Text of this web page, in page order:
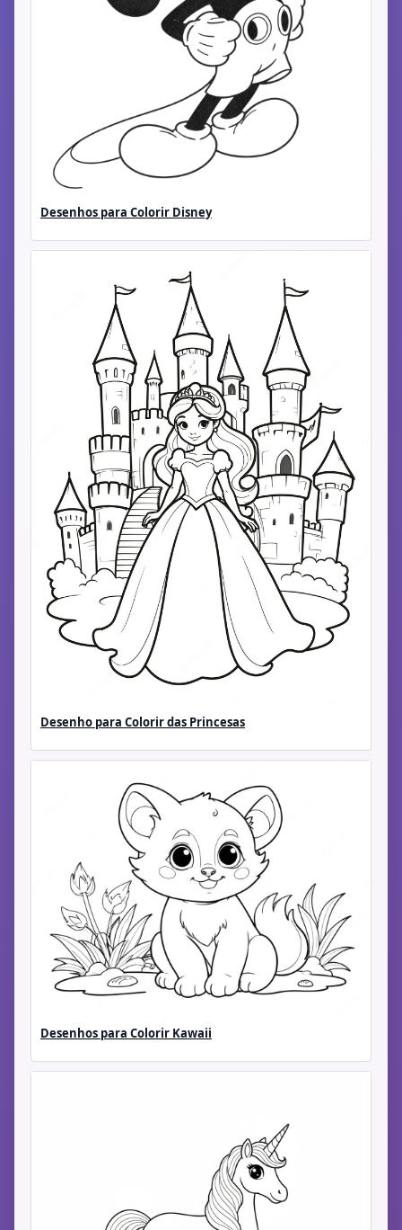
Desenhos para Colorir Disney
Desenho para Colorir das Princesas
Desenhos para Colorir Kawaii